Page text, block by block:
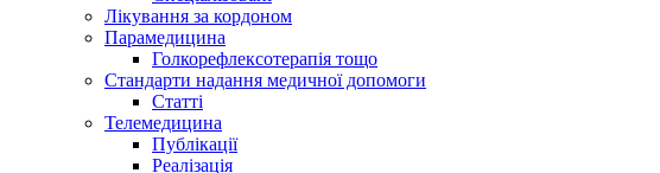
Лікування за кордоном
Парамедицина
Голкорефлексотерапія тощо
Стандарти надання медичної допомоги
Статті
Телемедицина
Публікації
Реалізація